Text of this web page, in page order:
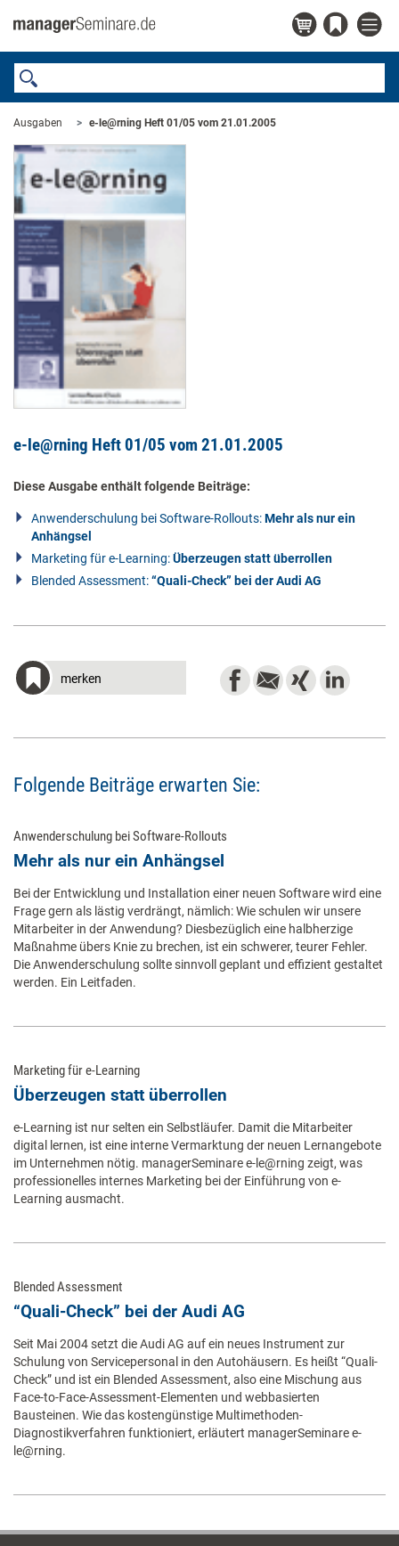
Ausgaben e-le@rning Heft 01/05 vom 21.01.2005
e-le@rning Heft 01/05 vom 21.01.2005
Diese Ausgabe enthält folgende Beiträge:
Anwenderschulung bei Software-Rollouts:Mehr als nur ein
Anhängsel
Marketing für e-Learning:Überzeugen statt überrollen
Blended Assessment:“Quali-Check” bei der Audi AG
merken
Folgende Beiträge erwarten Sie:
Anwenderschulung bei Software-Rollouts
Mehr als nur ein Anhängsel
Bei der Entwicklung und Installation einer neuen Software wird eine
Frage gern als lästig verdrängt, nämlich: Wie schulen wir unsere
Mitarbeiter in der Anwendung? Diesbezüglich eine halbherzige
Maßnahme übers Knie zu brechen, ist ein schwerer, teurer Fehler.
Die Anwenderschulung sollte sinnvoll geplant und effizient gestaltet
werden. Ein Leitfaden.
Marketing für e-Learning
Überzeugen statt überrollen
e-Learning ist nur selten ein Selbstläufer. Damit die Mitarbeiter
digital lernen, ist eine interne Vermarktung der neuen Lernangebote
im Unternehmen nötig. managerSeminare e-le@rning zeigt, was
professionelles internes Marketing bei der Einführung von e-
Learning ausmacht.
Blended Assessment
“Quali-Check” bei der Audi AG
Seit Mai 2004 setzt die Audi AG auf ein neues Instrument zur
Schulung von Servicepersonal in den Autohäusern. Es heißt “Quali-
Check” und ist ein Blended Assessment, also eine Mischung aus
Face-to-Face-Assessment-Elementen und webbasierten
Bausteinen. Wie das kostengünstige Multimethoden-
Diagnostikverfahren funktioniert, erläutert managerSeminare e-
le@rning.